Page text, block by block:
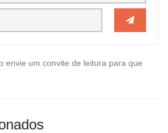
envie um convite de leitura para que